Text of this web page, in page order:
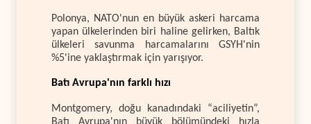
Polonya, NATO'nun en büyük askeri harcama
yapan ülkelerinden biri haline gelirken, Baltık
ülkeleri savunma harcamalarını GSYH'nin
%5'ine yaklaştırmak için yarışıyor.
Batı Avrupa'nın farklı hızı
Montgomery, doğu kanadındaki “aciliyetin”,
Batı Avrupa'nın büyük bölümündeki hızla